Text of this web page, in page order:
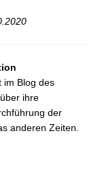
im Blog des
ihre
der
anderen Zeiten.